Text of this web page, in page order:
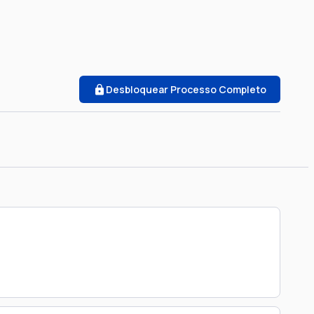
Desbloquear Processo Completo